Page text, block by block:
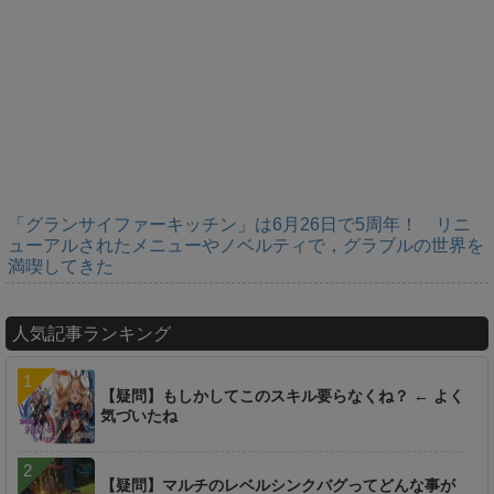
「グランサイファーキッチン」は6月26日で5周年！ リニ
ューアルされたメニューやノベルティで，グラブルの世界を
満喫してきた
人気記事ランキング
【疑問】もしかしてこのスキル要らなくね？ ← よく
気づいたね
【疑問】マルチのレベルシンクバグってどんな事が